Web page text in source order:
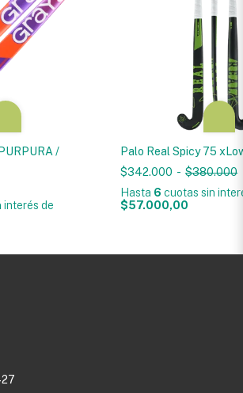
/
interés de
Palo Real Spicy 75
$342.000 - $380.000
Hasta 6 cuotas sin
$57.000,00